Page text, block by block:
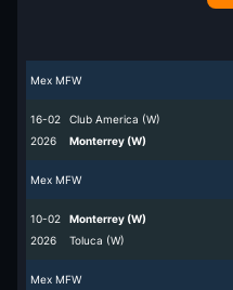
Mex MFW
16-02
2026
Club America (W)
Monterrey (W)
Mex MFW
10-02
2026
Monterrey (W)
Toluca (W)
Mex MFW